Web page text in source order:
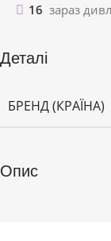
16 зараз
Деталі
БРЕНД (КРАЇНА)
Опис